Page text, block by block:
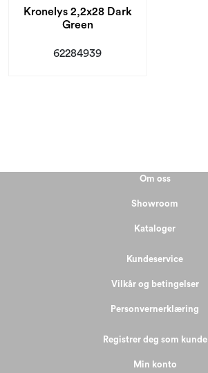
Kronelys 2,2x28 Dark
Green
62284939
Om oss
Showroom
Kataloger
Kundeservice
Vilkår og betingelser
Personvernerklæring
Registrer deg som kunde
Min konto